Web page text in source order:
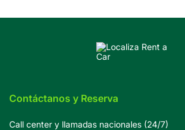
Contáctanos y Reserva
Call center y llamadas nacionales (24/7)